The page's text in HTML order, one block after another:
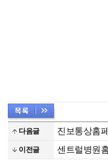
다음글 진보통상홈
이전글 센트럴병원